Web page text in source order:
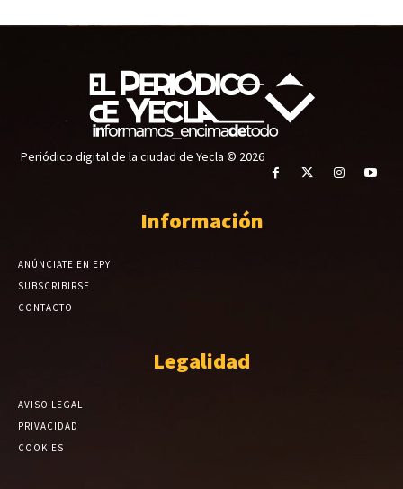
Periódico digital de la ciudad de Yecla © 2026
Información
ANÚNCIATE EN EPY
SUBSCRIBIRSE
CONTACTO
Legalidad
AVISO LEGAL
PRIVACIDAD
COOKIES